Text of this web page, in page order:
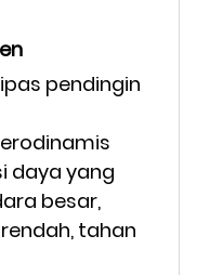
pendingin
daya yang
besar,
tahan